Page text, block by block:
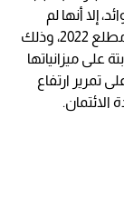
إلا أنها لم
تستفد بالحد الذي كان بإمكانها الاستفادة منه مطلع 2022، وذلك
على ميزانياتها
ارتفاع